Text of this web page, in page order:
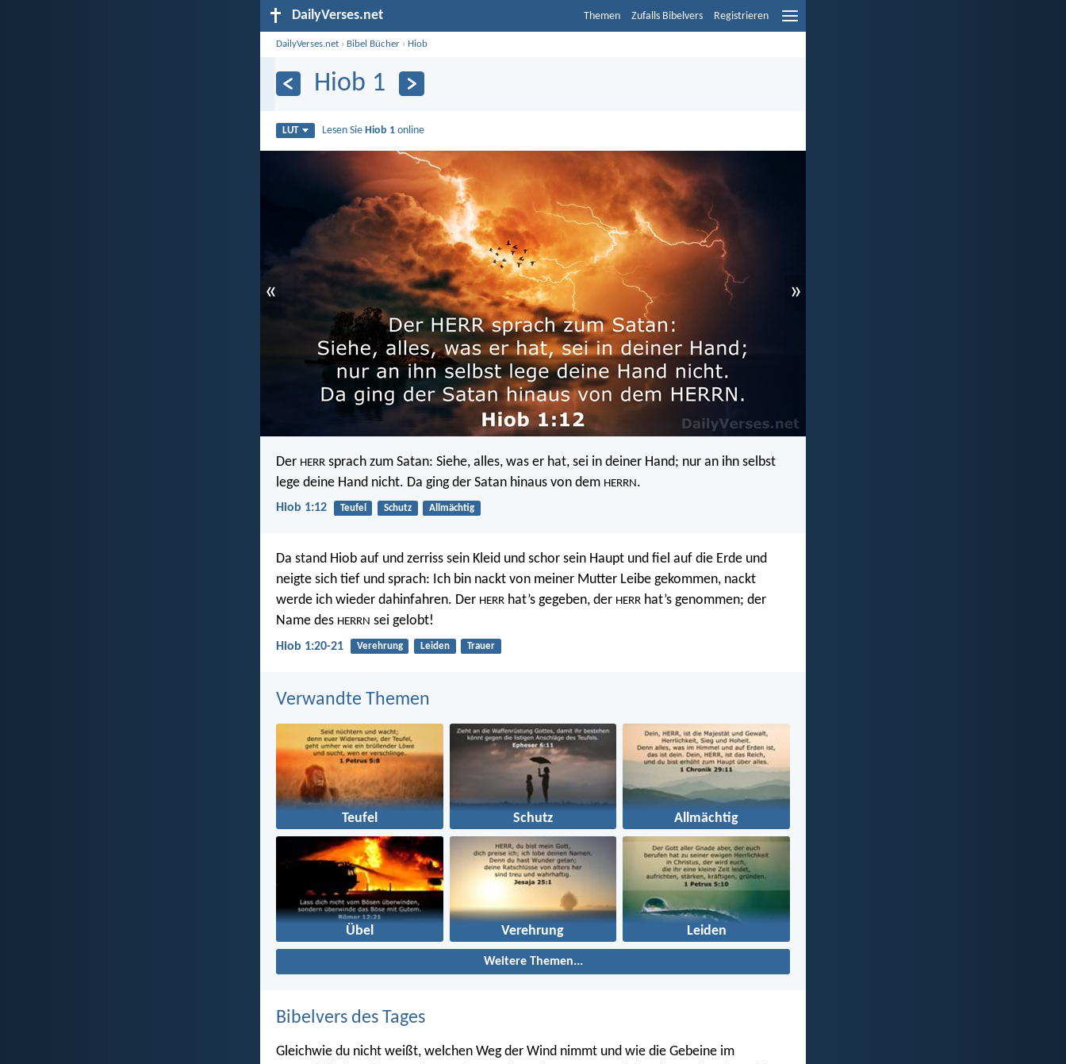
DailyVerses.net Themen Zufalls Bibelvers Registrieren
DailyVerses.net › Bibel Bücher › Hiob
Hiob 1
LUT Lesen Sie Hiob 1 online
« »
Der HERR sprach zum Satan: Siehe, alles, was er hat, sei in deiner Hand; nur an ihn selbst
lege deine Hand nicht. Da ging der Satan hinaus von dem HERRN.
Hiob 1:12 Teufel Schutz Allmächtig
Da stand Hiob auf und zerriss sein Kleid und schor sein Haupt und fiel auf die Erde und
neigte sich tief und sprach: Ich bin nackt von meiner Mutter Leibe gekommen, nackt
werde ich wieder dahinfahren. Der HERR hat’s gegeben, der HERR hat’s genommen; der
Name des HERRN sei gelobt!
Hiob 1:20-21 Verehrung Leiden Trauer
Verwandte Themen
Teufel Schutz Allmächtig
Übel Verehrung Leiden
Weitere Themen...
Bibelvers des Tages
Gleichwie du nicht weißt, welchen Weg der Wind nimmt und wie die Gebeine im